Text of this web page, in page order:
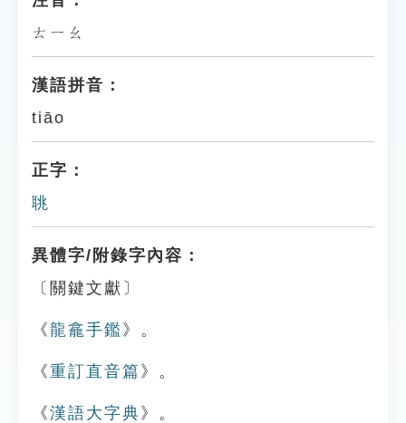
ㄊㄧㄠ
漢語拼音：
tiāo
正字：
聎
異體字/附錄字內容：
〔關鍵文獻〕
《龍龕手鑑 》。
《重訂直音篇 》。
《漢語大字典 》。